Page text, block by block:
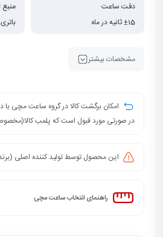
دقت ساعت
±15 ثانیه در ماه
منبع
باتری
مشخصات بیشتر
امکان برگشت کالا در گروه ساعت مچی با
در صورتی مورد قبول است که پلمب
این محصول توسط تولید کننده اصلی
راهنمای انتخاب ساعت مچی